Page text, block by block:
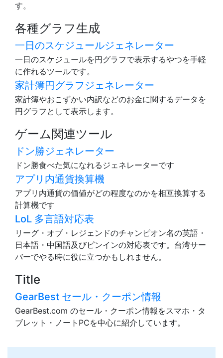
す。
各種グラフ生成
一日のスケジュールジェネレーター
一日のスケジュールを円グラフで表示するやつを手軽
に作れるツールです。
家計簿円グラフジェネレーター
家計簿やおこずかい内訳などのお金に関するデータを
円グラフとして表示します。
ゲーム関連ツール
ドン勝ジェネレーター
ドン勝食べた気になれるジェネレーターです
アプリ内通貨換算機
アプリ内通貨の価値がどの程度なのかを相互換算する
計算機です
LoL 多言語対応表
リーグ・オブ・レジェンドのチャンピオン名の英語・
日本語・中国語及びピンインの対応表です。台湾サー
バーでやる時に役に立つかもしれません。
Title
GearBest セール・クーポン情報
GearBest.com のセール・クーポン情報をスマホ・タ
ブレット・ノートPCを中心に紹介しています。